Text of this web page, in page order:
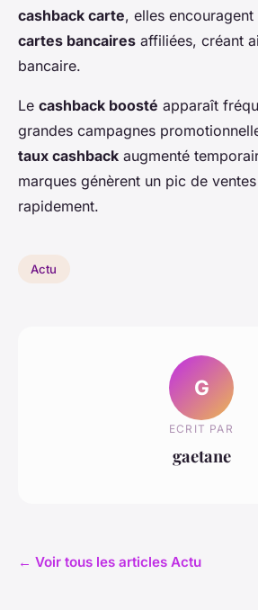
cashback carte, elles
cartes bancaires affiliées, créant
bancaire.
Le cashback boosté apparaît
grandes campagnes
taux cashback augmenté
marques génèrent un pic de
rapidement.
Actu
G
ECRIT PAR
gaetane
← Voir tous les articles Actu